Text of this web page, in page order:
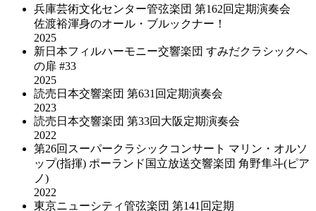
兵庫芸術文化センター管弦楽団 第162回定期演奏会
佐渡裕渾身のオール・ブルックナー！
2025
新日本フィルハーモニー交響楽団 すみだクラシックへ
の扉 #33
2025
読売日本交響楽団 第631回定期演奏会
2023
読売日本交響楽団 第33回大阪定期演奏会
2022
第26回スーパークラシックコンサート マリン・オルソ
ップ(指揮) ポーランド国立放送交響楽団 角野隼斗(ピア
ノ)
2022
東京ニューシティ管弦楽団 第141回定期